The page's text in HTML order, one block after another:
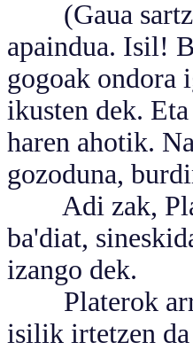
(Gaua
apaindua. Isil!
gogoak ondora
ikusten dek.
haren ahotik.
gozoduna,
Adi zak,
ba'diat,
izango dek.
Platerok
isilik irtetzen